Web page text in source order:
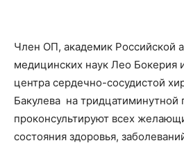
Член ОП, академик Российской
медицинских наук Лео Бокерия
центра сердечно-сосудистой
Бакулева на тридцатиминутной
проконсультируют всех
состояния здоровья,